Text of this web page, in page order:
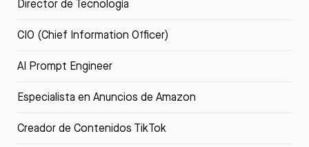
Director de Tecnología
CIO (Chief Information Officer)
AI Prompt Engineer
Especialista en Anuncios de Amazon
Creador de Contenidos TikTok